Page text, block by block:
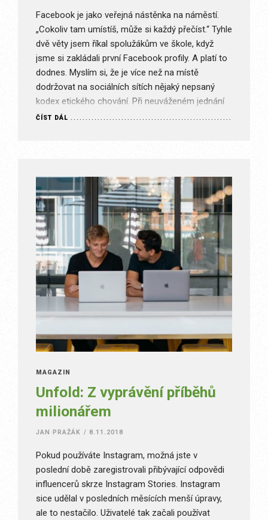
Facebook je jako veřejná nástěnka na náměstí.
„Cokoliv tam umístíš, může si každý přečíst.“ Tyhle
dvě věty jsem říkal spolužákům ve škole, když
jsme si zakládali první Facebook profily. A platí to
dodnes. Myslím si, že je více než na místě
dodržovat na sociálních sítích nějaký nepsaný
kodex etického chování. Při neuváženém jednání
nám mohou…
ČÍST DÁL
MAGAZÍN
Unfold: Z vyprávění příběhů
milionářem
JAN PRAŽÁK / 8.11.2018
Pokud používáte Instagram, možná jste v
poslední době zaregistrovali přibývající odpovědi
influencerů skrze Instagram Stories. Instagram
sice udělal v posledních měsících menší úpravy,
ale to nestačilo. Uživatelé tak začali používat